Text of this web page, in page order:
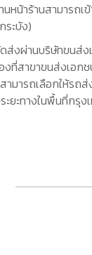
หน้าร้านสามารถเ
ระบัง)
ส่งผ่านบริษัทขนส่
งที่สาขาขนส่งเอ
ามารถเลือกให้รถ
ะยะทางในพื้นที่กรุ